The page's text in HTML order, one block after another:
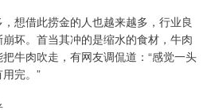
想借此捞金的人也越来越多，行业良
坏。首当其冲的是缩水的食材，牛肉
牛肉吹走，有网友调侃道：“感觉一头
完。”